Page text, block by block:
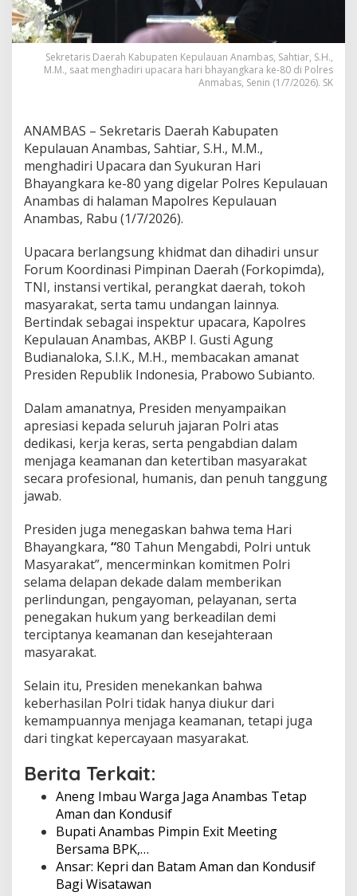
o
l
r
i
a
s
y
a
r
a
k
t
W
u
j
u
d
k
a
n
A
a
m
b
s
y
g
A
m
a
n
d
a
n
K
d
u
s
i
f
Sekretaris Daerah Kabupaten Kepulauan Anambas, Sahtiar, S.H.,
M.M., saat menghadiri upacara hari bhayangkara ke-80 di Polres
Anmabas, Senin (1/7/2026). SK
ANAMBAS – Sekretaris Daerah Kabupaten
Kepulauan Anambas, Sahtiar, S.H., M.M.,
menghadiri Upacara dan Syukuran Hari
Bhayangkara ke-80 yang digelar Polres Kepulauan
Anambas di halaman Mapolres Kepulauan
Anambas, Rabu (1/7/2026).
Upacara berlangsung khidmat dan dihadiri unsur
Forum Koordinasi Pimpinan Daerah (Forkopimda),
TNI, instansi vertikal, perangkat daerah, tokoh
masyarakat, serta tamu undangan lainnya.
Bertindak sebagai inspektur upacara, Kapolres
Kepulauan Anambas, AKBP I. Gusti Agung
Budianaloka, S.I.K., M.H., membacakan amanat
Presiden Republik Indonesia, Prabowo Subianto.
Dalam amanatnya, Presiden menyampaikan
apresiasi kepada seluruh jajaran Polri atas
dedikasi, kerja keras, serta pengabdian dalam
menjaga keamanan dan ketertiban masyarakat
secara profesional, humanis, dan penuh tanggung
jawab.
Presiden juga menegaskan bahwa tema Hari
Bhayangkara, “80 Tahun Mengabdi, Polri untuk
Masyarakat”, mencerminkan komitmen Polri
selama delapan dekade dalam memberikan
perlindungan, pengayoman, pelayanan, serta
penegakan hukum yang berkeadilan demi
terciptanya keamanan dan kesejahteraan
masyarakat.
Selain itu, Presiden menekankan bahwa
keberhasilan Polri tidak hanya diukur dari
kemampuannya menjaga keamanan, tetapi juga
dari tingkat kepercayaan masyarakat.
Berita Terkait:
Aneng Imbau Warga Jaga Anambas Tetap
Aman dan Kondusif
Bupati Anambas Pimpin Exit Meeting
Bersama BPK,…
Ansar: Kepri dan Batam Aman dan Kondusif
Bagi Wisatawan